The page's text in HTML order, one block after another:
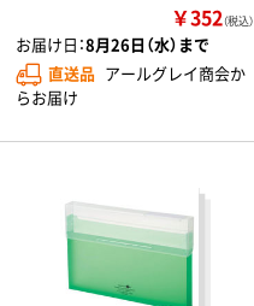
￥352（税込）
お届け日：8月26日（水）まで
直送品 アールグレイ商会か
らお届け